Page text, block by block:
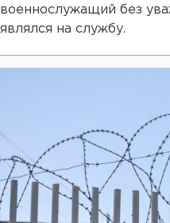
военнослужащий без
являлся на службу.